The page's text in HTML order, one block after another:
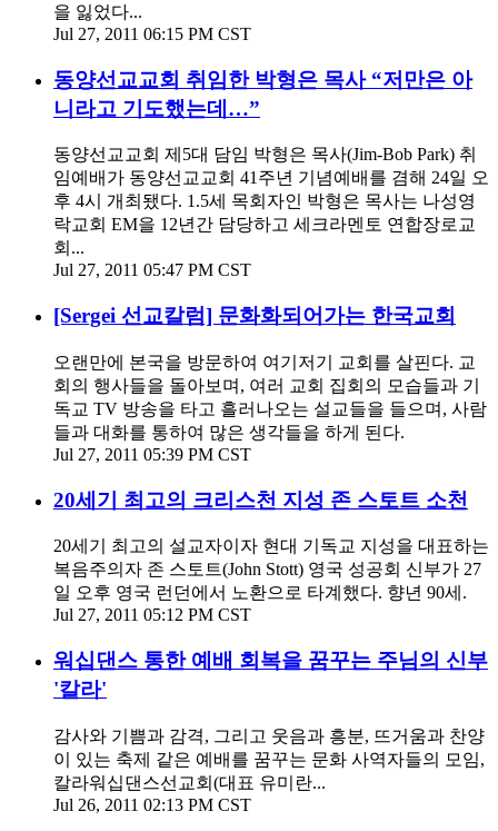
을 잃었다...
Jul 27, 2011 06:15 PM CST
동양선교교회 취임한 박형은 목사 “저만은 아
니라고 기도했는데…”
동양선교교회 제5대 담임 박형은 목사(Jim-Bob Park) 취
임예배가 동양선교교회 41주년 기념예배를 겸해 24일 오
후 4시 개최됐다. 1.5세 목회자인 박형은 목사는 나성영
락교회 EM을 12년간 담당하고 세크라멘토 연합장로교
회...
Jul 27, 2011 05:47 PM CST
[Sergei 선교칼럼] 문화화되어가는 한국교회
오랜만에 본국을 방문하여 여기저기 교회를 살핀다. 교
회의 행사들을 돌아보며, 여러 교회 집회의 모습들과 기
독교 TV 방송을 타고 흘러나오는 설교들을 들으며, 사람
들과 대화를 통하여 많은 생각들을 하게 된다.
Jul 27, 2011 05:39 PM CST
20세기 최고의 크리스천 지성 존 스토트 소천
20세기 최고의 설교자이자 현대 기독교 지성을 대표하는
복음주의자 존 스토트(John Stott) 영국 성공회 신부가 27
일 오후 영국 런던에서 노환으로 타계했다. 향년 90세.
Jul 27, 2011 05:12 PM CST
워십댄스 통한 예배 회복을 꿈꾸는 주님의 신부
'칼라'
감사와 기쁨과 감격, 그리고 웃음과 흥분, 뜨거움과 찬양
이 있는 축제 같은 예배를 꿈꾸는 문화 사역자들의 모임,
칼라워십댄스선교회(대표 유미란...
Jul 26, 2011 02:13 PM CST